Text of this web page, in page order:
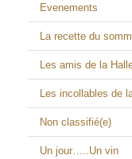
Evenements
La recette du
Les amis de la
Les incollables de
Non classifié(e)
Un jour…..Un vin